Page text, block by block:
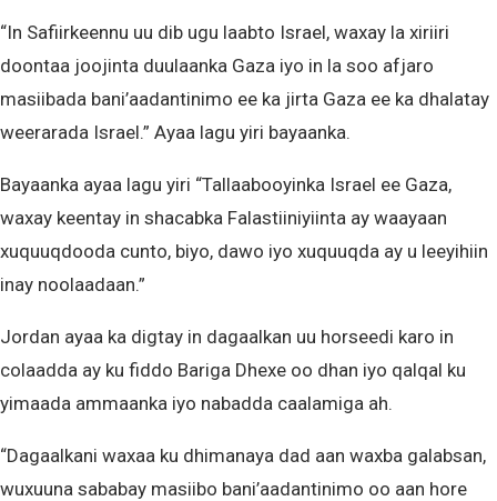
“In Safiirkeennu uu dib ugu laabto Israel, waxay la xiriiri
doontaa joojinta duulaanka Gaza iyo in la soo afjaro
masiibada bani’aadantinimo ee ka jirta Gaza ee ka dhalatay
weerarada Israel.” Ayaa lagu yiri bayaanka.
Bayaanka ayaa lagu yiri “Tallaabooyinka Israel ee Gaza,
waxay keentay in shacabka Falastiiniyiinta ay waayaan
xuquuqdooda cunto, biyo, dawo iyo xuquuqda ay u leeyihiin
inay noolaadaan.”
Jordan ayaa ka digtay in dagaalkan uu horseedi karo in
colaadda ay ku fiddo Bariga Dhexe oo dhan iyo qalqal ku
yimaada ammaanka iyo nabadda caalamiga ah.
“Dagaalkani waxaa ku dhimanaya dad aan waxba galabsan,
wuxuuna sababay masiibo bani’aadantinimo oo aan hore